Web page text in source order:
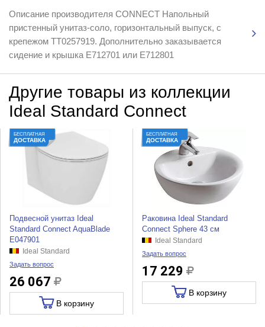
Описание производителя CONNECT Напольный
пристенный унитаз-соло, горизонтальный выпуск, с
крепежом TT0257919. Дополнительно заказывается
сидение и крышка E712701 или E712801
Другие товары из коллекции
Ideal Standard Connect
БЕСПЛАТНАЯ
ДОСТАВКА
Подвесной унитаз Ideal
Standard Connect AquaBlade
E047901
Ideal Standard
Задать вопрос
26 067
В корзину
БЕСПЛАТНАЯ
ДОСТАВКА
Раковина Ideal Standard
Connect Sphere 43 см
Ideal Standard
Задать вопрос
17 229
В корзину